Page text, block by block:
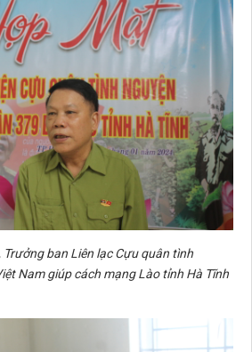
Trưởng ban Liên lạc Cựu quân tình
Nam giúp cách mạng Lào tỉnh Hà Tĩnh